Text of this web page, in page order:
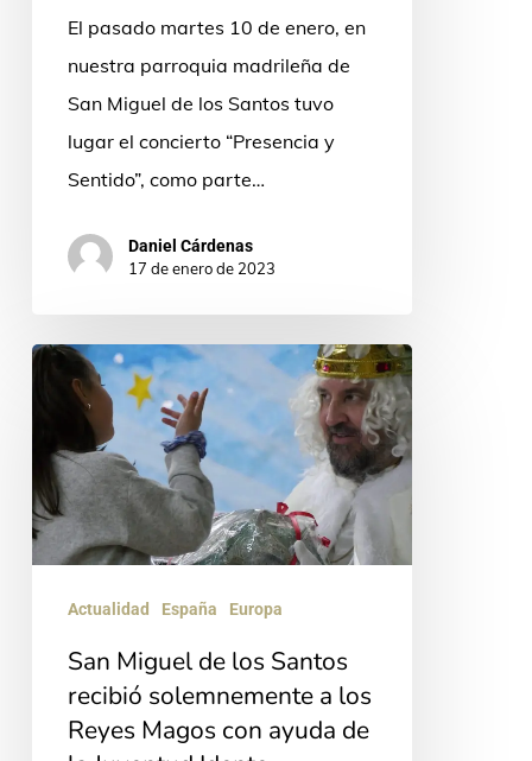
El pasado martes 10 de enero, en
nuestra parroquia madrileña de
San Miguel de los Santos tuvo
lugar el concierto “Presencia y
Sentido”, como parte…
Daniel Cárdenas
17 de enero de 2023
San
Miguel
los
Santos
recibió
Reyes
Magos
Actualidad España Europa
San Miguel de los Santos
recibió solemnemente a los
Reyes Magos con ayuda de